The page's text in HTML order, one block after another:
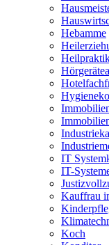
Hebamme
IT
IT-
Kauffrau
Koch